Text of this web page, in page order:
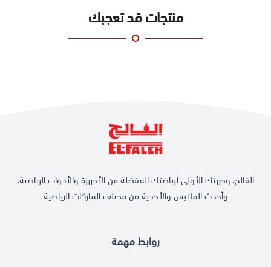
منتجات قد تعجبك
روابط مهمة
الفالح، وجهتك الأولى لرياضتك المفضلة من الأجهزة والأدوات الرياضية،
وأحدث الملابس والأحذية من مختلف الماركات الرياضية